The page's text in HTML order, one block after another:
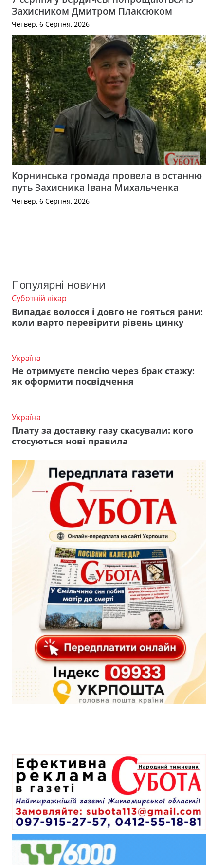
Захисником Дмитром Плаксюком
Четвер, 6 Серпня, 2026
Корнинська громада провела в останню
путь Захисника Івана Михальченка
Четвер, 6 Серпня, 2026
Популярні новини
Суботній лікар
Випадає волосся і довго не гояться рани:
коли варто перевірити рівень цинку
Україна
Не отримуєте пенсію через брак стажу:
як оформити посвідчення
Україна
Плату за доставку газу скасували: кого
стосуються нові правила